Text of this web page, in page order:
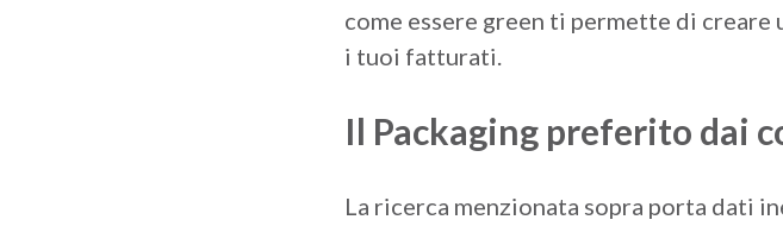
come essere green ti permette di
i tuoi fatturati.
Il Packaging preferito dai
La ricerca menzionata sopra porta dati